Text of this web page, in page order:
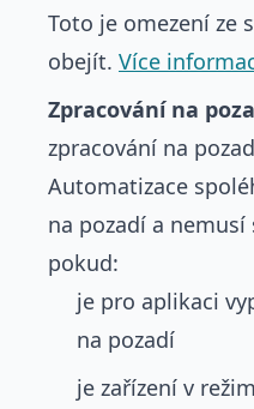
Toto je omezení ze
obejít. Více
Zpracování na
zpracování na
Automatizace
na pozadí a
pokud:
je pro aplikaci
na pozadí
je zařízení v